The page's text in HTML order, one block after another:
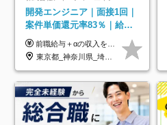
開発エンジニア｜面接1回｜
案件単価還元率83％｜給与
UP保証｜年休140日｜在宅
利用率9割｜独立支援・副業
制度
前職給与＋αの収入を保証 月給42万円～120万円＋各種手当＋賞与 給与基準が明確かつ高還元です。 一人ひとりが安定した環境のもと、長く活躍できる職場を目指しています。 ※平均年収650万円 ・還元率83％ ・各種手当について 職能手当／職務手当／資格手当／営業手当 など ※前職での経験・能力、給与などを考慮の上、当社規定により優遇いたします ※試用期間あり（3ヶ月／期間中の条件に変動はありません） ※上記金額には固定残業代（78,948円～225,564円/月30時間分）を含みます 超過分は別途全額支給いたします ・年収UPを保証 過去には転職時に〈年収200万円UP〉したエンジニアも在籍しています。入社時だけでなく、入社後も安心の給与水準で働ける環境です。キャリアや技術力が正当に評価されていないと感じていたら、一度面接でお話ししましょう！ 当社では管理職の人数は最低限にし、無駄な管理をしません。その費用削減分を社員の給与に還元しています！
東京都_神奈川県_埼玉県_千葉県_大阪府_愛知県_北海道_青森県_岩手県_宮城県_秋田県_山形県_福島県_茨城県_栃木県_群馬県_新潟県_山梨県_長野県_富山県_石川県_福井県_静岡県_岐阜県_三重県_兵庫県_京都府_滋賀県_奈良県_和歌山県_広島県_岡山県_鳥取県_島根県_山口県_徳島県_香川県_愛媛県_高知県_福岡県_熊本県_佐賀県_長崎県_大分県_宮崎県_鹿児島県_沖縄県